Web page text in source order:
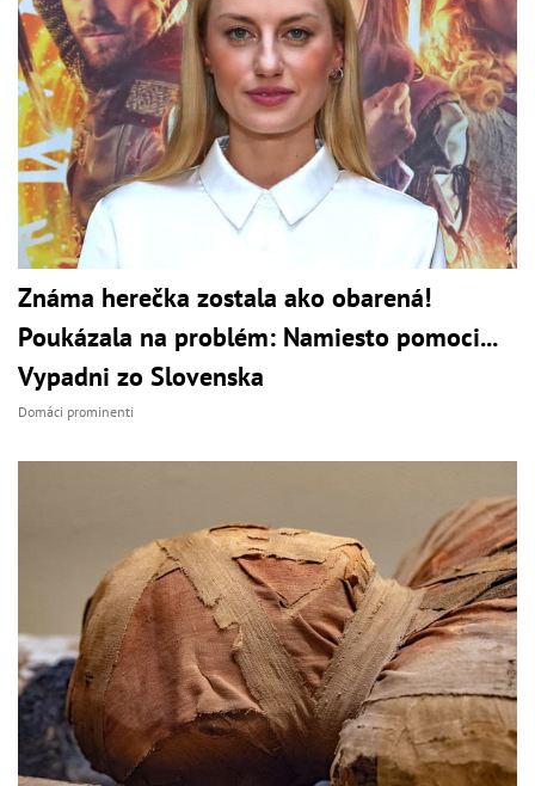
Známa herečka zostala ako obarená!
Poukázala na problém: Namiesto pomoci...
Vypadni zo Slovenska
Domáci prominenti